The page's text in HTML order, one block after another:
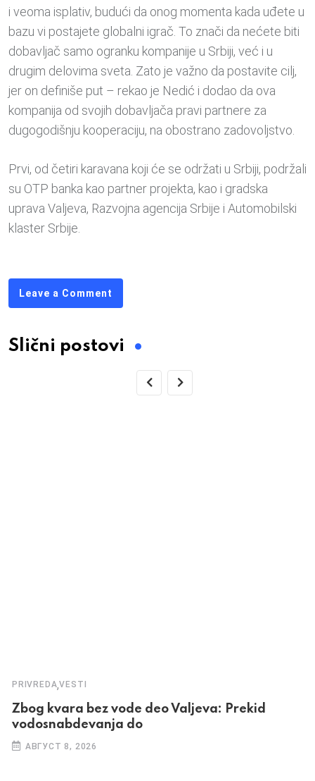
i veoma isplativ, budući da onog momenta kada uđete u
bazu vi postajete globalni igrač. To znači da nećete biti
dobavljač samo ogranku kompanije u Srbiji, već i u
drugim delovima sveta. Zato je važno da postavite cilj,
jer on definiše put – rekao je Nedić i dodao da ova
kompanija od svojih dobavljača pravi partnere za
dugogodišnju kooperaciju, na obostrano zadovoljstvo.
Prvi, od četiri karavana koji će se održati u Srbiji, podržali
su OTP banka kao partner projekta, kao i gradska
uprava Valjeva, Razvojna agencija Srbije i Automobilski
klaster Srbije.
Leave a Comment
Slični postovi
PRIVREDA,VESTI
Zbog kvara bez vode deo Valjeva: Prekid
vodosnabdevanja do
АВГУСТ 8, 2026